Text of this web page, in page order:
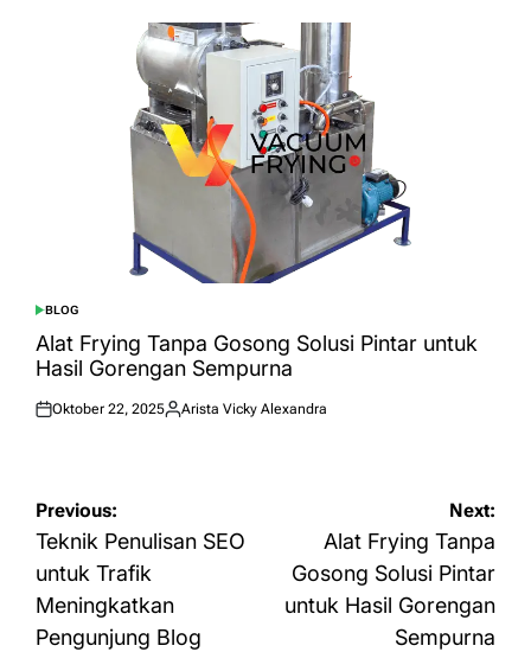
POSTED
IN
BLOG
Alat Frying Tanpa Gosong Solusi Pintar untuk
Hasil Gorengan Sempurna
Posted
Oktober 22, 2025
Posted
Arista Vicky Alexandra
Navigasi
pos
Previous:
Teknik Penulisan SEO
untuk Trafik
Meningkatkan
Pengunjung Blog
Next:
Alat Frying Tanpa
Gosong Solusi Pintar
untuk Hasil Gorengan
Sempurna